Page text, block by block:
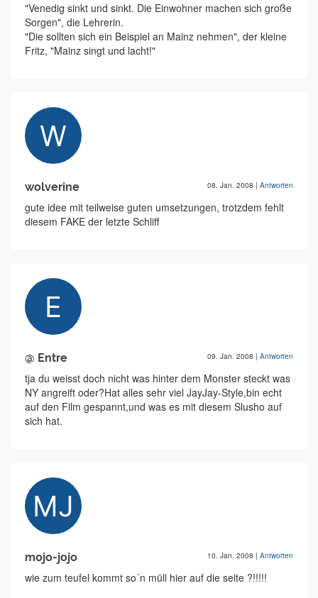
"Venedig sinkt und sinkt. Die Einwohner machen sich große
Sorgen", die Lehrerin.
"Die sollten sich ein Beispiel an Mainz nehmen", der kleine
Fritz, "Mainz singt und lacht!"
wolverine 08. Jan. 2008 | Antworten
gute idee mit teilweise guten umsetzungen, trotzdem fehlt
diesem FAKE der letzte Schliff
@ Entre 09. Jan. 2008 | Antworten
tja du weisst doch nicht was hinter dem Monster steckt was
NY angreift oder?Hat alles sehr viel JayJay-Style,bin echt
auf den Film gespannt,und was es mit diesem Slusho auf
sich hat.
mojo-jojo 10. Jan. 2008 | Antworten
wie zum teufel kommt so´n müll hier auf die seite ?!!!!!